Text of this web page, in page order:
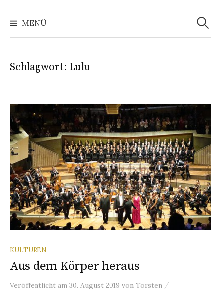
MENÜ
Suchen
nach:
Schlagwort: Lulu
KULTUREN
Aus dem Körper heraus
Veröffentlicht am 30. August 2019 von Torsten /